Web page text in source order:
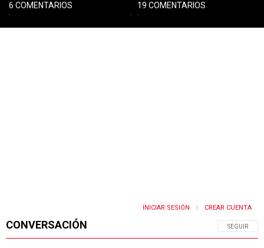
PUBLICIDAD
6 COMENTARIOS 19 COMENTARIOS
CONVERSACIÓN SIGA ESTA
SEGUIR
INICIAR SESIÓN CREAR CUENTA